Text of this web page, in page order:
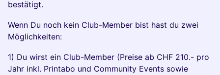
bestätigt.
Wenn Du noch kein Club-Member bist hast du zwei
Möglichkeiten:
1) Du wirst ein Club-Member (Preise ab CHF 210.- pro
Jahr inkl. Printabo und Community Events sowie